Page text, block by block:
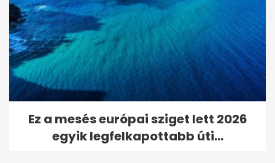
Ez a mesés európai sziget lett 2026
egyik legfelkapottabb úti...